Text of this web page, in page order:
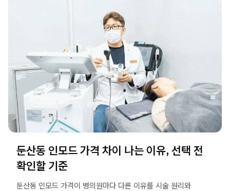
둔산동 인모드 가격 차이 나는 이유, 선택 전
확인할 기준
둔산동 인모드 가격이 병의원마다 다른 이유를 시술 원리와